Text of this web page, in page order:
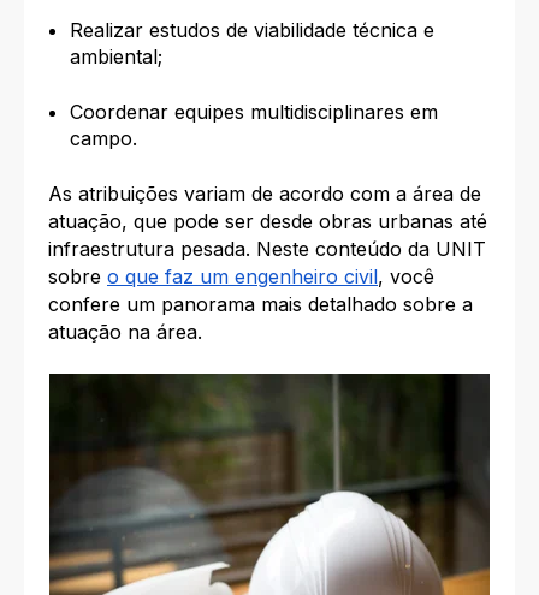
Realizar estudos de viabilidade técnica e
ambiental;
Coordenar equipes multidisciplinares em
campo.
As atribuições variam de acordo com a área de
atuação, que pode ser desde obras urbanas até
infraestrutura pesada. Neste conteúdo da UNIT
sobre o que faz um engenheiro civil, você
confere um panorama mais detalhado sobre a
atuação na área.